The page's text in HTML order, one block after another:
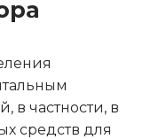
в частности, в
средств для